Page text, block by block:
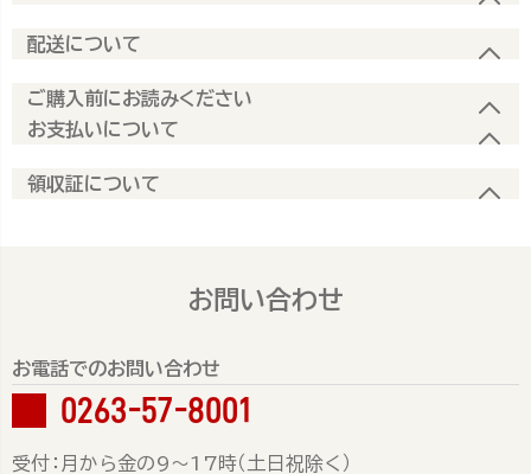
配送について
ご購入前にお読みください
お支払いについて
領収証について
お問い合わせ
お電話でのお問い合わせ
0263-57-8001
受付：月から金の9～17時（土日祝除く）